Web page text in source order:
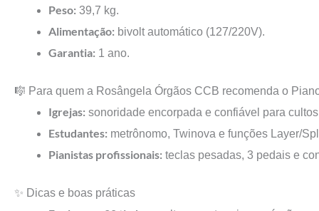
Peso: 39,7 kg.
Alimentação: bivolt automático (127/220V).
Garantia: 1 ano.
🎼 Para quem a Rosângela Órgãos CCB recomenda o
Igrejas: sonoridade encorpada e confiável para
Estudantes: metrônomo, Twinova e funções Layer/
Pianistas profissionais: teclas pesadas, 3 pedais e
✨ Dicas e boas práticas